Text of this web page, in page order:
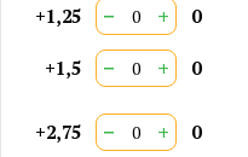
+1,25 − + 0
+1,5 − + 0
+2,75 − + 0